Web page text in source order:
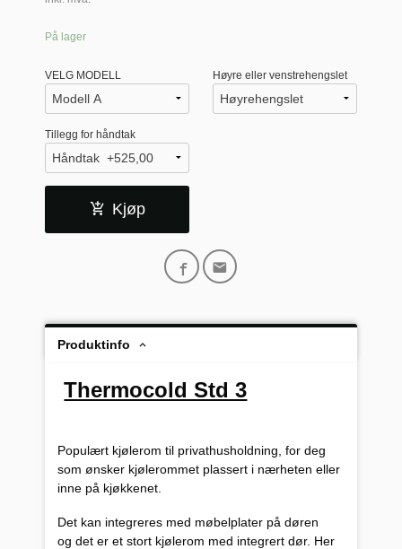
På lager
VELG MODELL Høyre eller venstrehengslet
Tillegg for håndtak
Kjøp
Produktinfo
Thermocold Std 3
Populært kjølerom til privathusholdning, for deg
som ønsker kjølerommet plassert i nærheten eller
inne på kjøkkenet.
Det kan integreres med møbelplater på døren
og det er et stort kjølerom med integrert dør. Her